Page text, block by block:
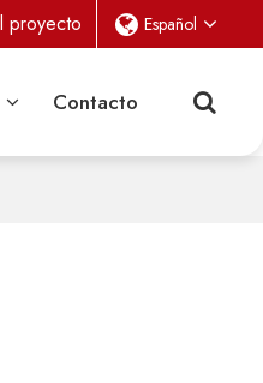
proyecto Español
Contacto